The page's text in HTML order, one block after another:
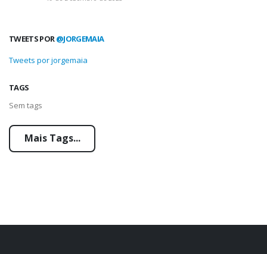
TWEETS POR@JORGEMAIA
Tweets por jorgemaia
TAGS
Sem tags
Mais Tags...